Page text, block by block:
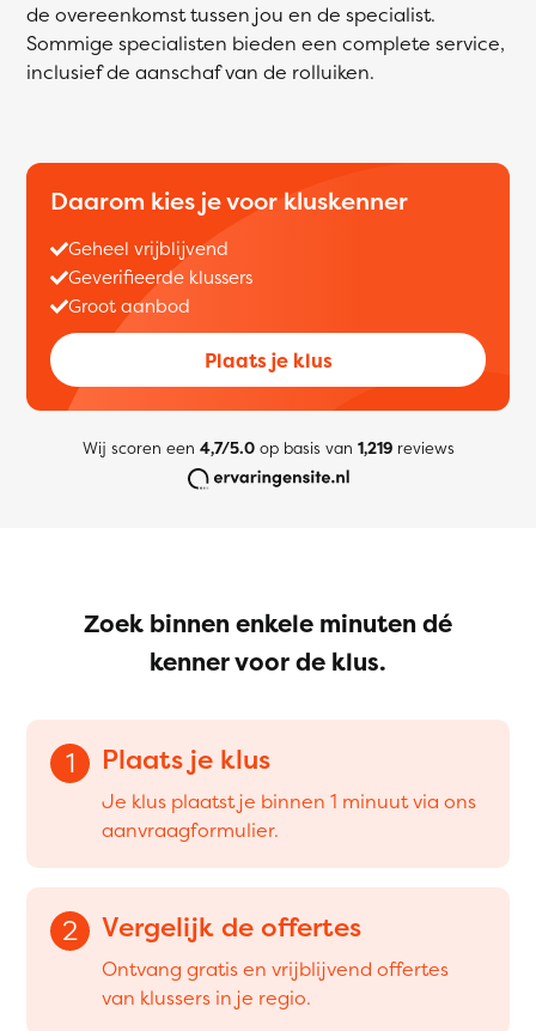
de overeenkomst tussen jou en de specialist.
Sommige specialisten bieden een complete service,
inclusief de aanschaf van de rolluiken.
Daarom kies je voor kluskenner
Geheel vrijblijvend
Geverifieerde klussers
Groot aanbod
Plaats je klus
Wij scoren een 4,7/5.0op basis van 1,219reviews
Zoek binnen enkele minuten dé
kenner voor de klus.
1 Plaats je klus
Je klus plaatst je binnen 1 minuut via ons
aanvraagformulier.
2 Vergelijk de offertes
Ontvang gratis en vrijblijvend offertes
van klussers in je regio.